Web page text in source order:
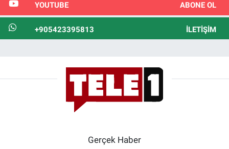
YOUTUBE ABONE OL
+905423395813 İLETIŞIM
Gerçek Haber